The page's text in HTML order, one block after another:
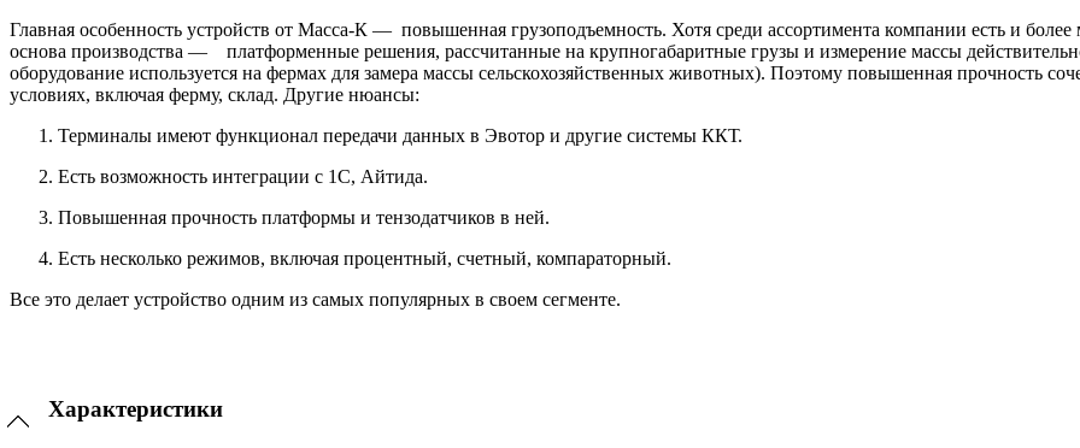
Главная особенность устройств от Масса-К — повышенная грузоподъемность. Хотя среди ассортимента компании есть и
основа производства — платформенные решения, рассчитанные на крупногабаритные грузы и измерение массы
оборудование используется на фермах для замера массы сельскохозяйственных животных). Поэтому повышенная прочность
условиях, включая ферму, склад. Другие нюансы:
Терминалы имеют функционал передачи данных в Эвотор и другие системы ККТ.
Есть возможность интеграции с 1С, Айтида.
Повышенная прочность платформы и тензодатчиков в ней.
Есть несколько режимов, включая процентный, счетный, компараторный.
Все это делает устройство одним из самых популярных в своем сегменте.
Характеристики